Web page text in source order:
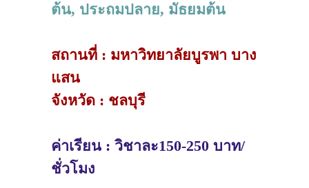
ต้น, ประถมปลาย, มัธยมต้น
สถานที่ : มหาวิทยาลัยบูรพา บาง
แสน
จังหวัด : ชลบุรี
ค่าเรียน : วิชาละ150-250 บาท/
ชั่วโมง